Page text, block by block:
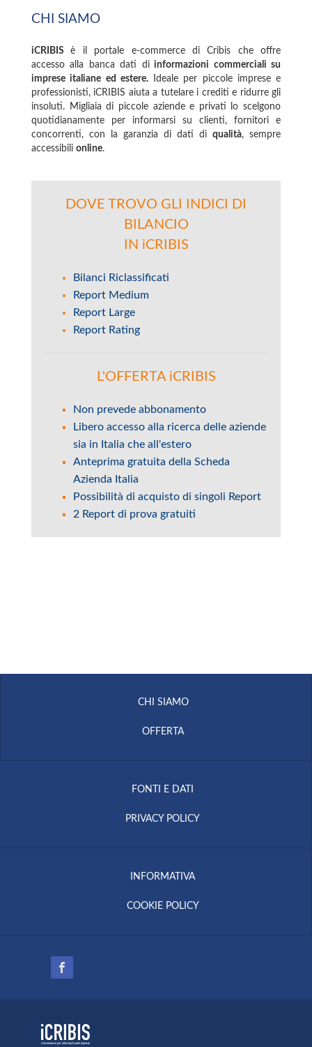
CHI SIAMO
iCRIBISè il portale e-commerce di Cribis che offre
accesso alla banca dati diinformazioni commerciali su
imprese italiane ed estere.Ideale per piccole imprese e
professionisti, iCRIBIS aiuta a tutelare i crediti e ridurre gli
insoluti. Migliaia di piccole aziende e privati lo scelgono
quotidianamente per informarsi su clienti, fornitori e
concorrenti, con la garanzia di dati di qualità, sempre
accessibili online.
DOVE TROVO GLI INDICI DI
BILANCIO
IN iCRIBIS
Bilanci Riclassificati
Report Medium
Report Large
Report Rating
L'OFFERTA iCRIBIS
Non prevede abbonamento
Libero accesso alla ricerca delle aziende
sia in Italia che all'estero
Anteprima gratuita della Scheda
Azienda Italia
Possibilità di acquisto di singoli Report
2 Report di prova gratuiti
CHI SIAMO
OFFERTA
FONTI E DATI
PRIVACY POLICY
INFORMATIVA
COOKIE POLICY